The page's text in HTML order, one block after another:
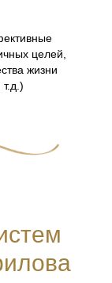
целей,
жизни